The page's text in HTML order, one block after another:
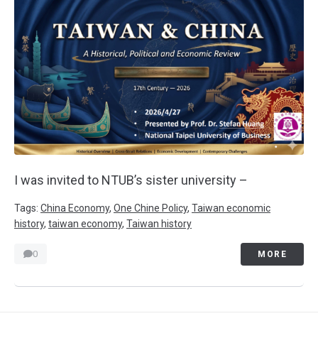
I was invited to NTUB’s sister university –
Tags: China Economy, One Chine Policy, Taiwan economic
history, taiwan economy, Taiwan history
0 MORE